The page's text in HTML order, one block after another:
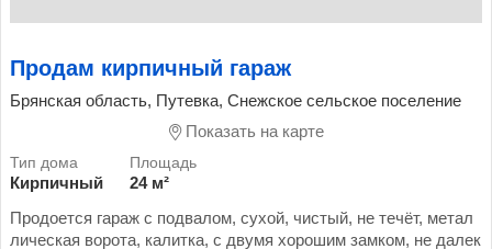
Продам кирпичный гараж
Брянская область, Путевка, Снежское сельское поселение
Показать на карте
Кирпичный
24 м²
Продоется гараж с подвалом, сухой, чистый, не течёт, метал
лическая ворота, калитка, с двумя хорошим замком, не далек